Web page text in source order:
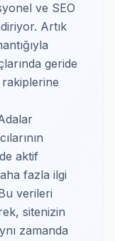
ve SEO
Artık
geride
aktif
fazla ilgi
verileri
sitenizin
zamanda